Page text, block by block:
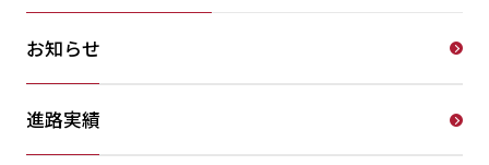
お知らせ
進路実績